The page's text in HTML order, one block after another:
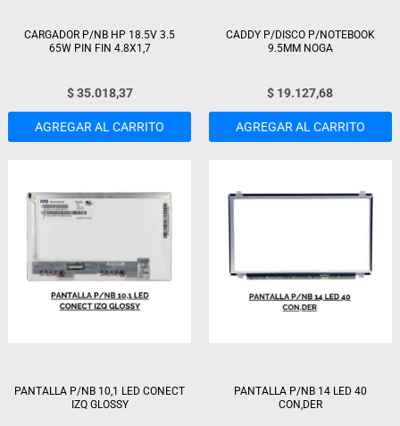
CARGADOR P/NB HP 18.5V 3.5
65W PIN FIN 4.8X1,7
$35.018,37
AGREGAR AL CARRITO
CADDY P/DISCO P/NOTEBOOK
9.5MM NOGA
$ 19.127,68
AGREGAR AL CARRITO
PANTALLA P/NB 10,1 LED CONECT
IZQ GLOSSY
PANTALLA P/NB 14 LED 40
CON,DER